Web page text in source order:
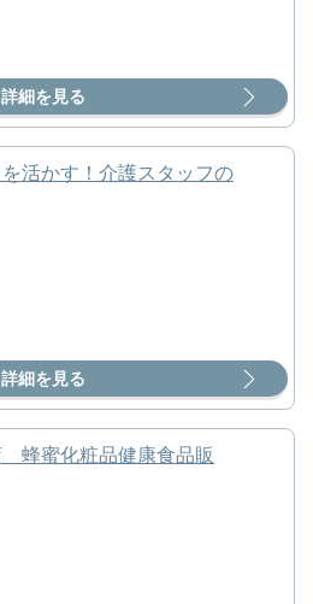
詳細を見る
活かす！介護スタッフの
詳細を見る
蜂蜜化粧品健康食品販